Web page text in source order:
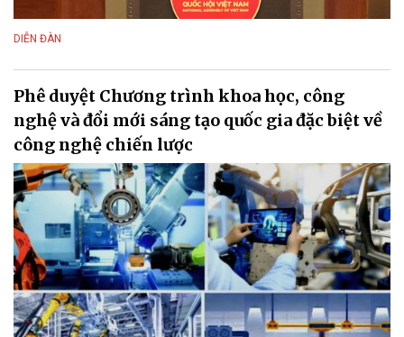
DIỄN ĐÀN
Phê duyệt Chương trình khoa học, công
nghệ và đổi mới sáng tạo quốc gia đặc biệt về
công nghệ chiến lược